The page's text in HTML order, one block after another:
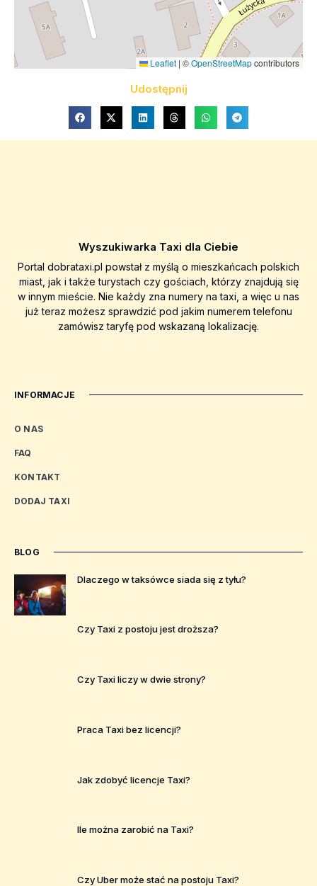
Leaflet | ©OpenStreetMapcontributors
Udostępnij
Wyszukiwarka Taxi dla Ciebie
Portal dobrataxi.pl powstał z myślą o mieszkańcach polskich
miast, jak i także turystach czy gościach, którzy znajdują się
w innym mieście. Nie każdy zna numery na taxi, a więc u nas
już teraz możesz sprawdzić pod jakim numerem telefonu
zamówisz taryfę pod wskazaną lokalizację.
INFORMACJE
O NAS
FAQ
KONTAKT
DODAJ TAXI
BLOG
Dlaczego w taksówce siada się z tyłu?
Czy Taxi z postoju jest droższa?
Czy Taxi liczy w dwie strony?
Praca Taxi bez licencji?
Jak zdobyć licencje Taxi?
Ile można zarobić na Taxi?
Czy Uber może stać na postoju Taxi?